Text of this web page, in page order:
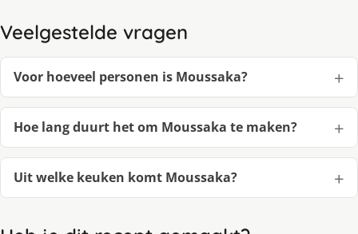
Veelgestelde vragen
Voor hoeveel personen is Moussaka?
Hoe lang duurt het om Moussaka te maken?
Uit welke keuken komt Moussaka?